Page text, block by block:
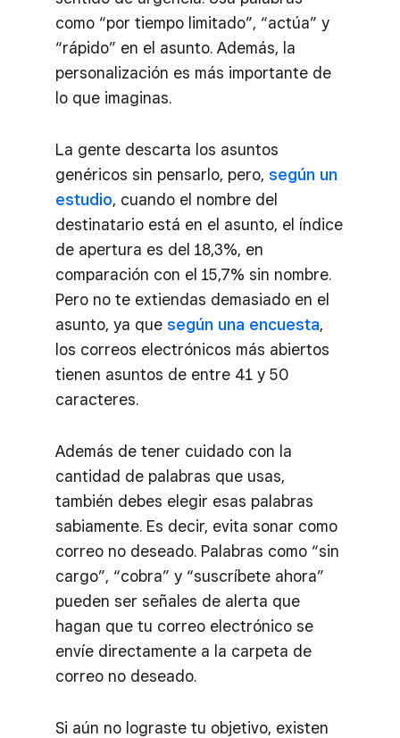
como “por tiempo limitado”, “actúa” y
“rápido” en el asunto. Además, la
personalización es más importante de
lo que imaginas.
La gente descarta los asuntos
genéricos sin pensarlo, pero, según un
estudio, cuando el nombre del
destinatario está en el asunto, el índice
de apertura es del 18,3%, en
comparación con el 15,7% sin nombre.
Pero no te extiendas demasiado en el
asunto, ya que según una encuesta,
los correos electrónicos más abiertos
tienen asuntos de entre 41 y 50
caracteres.
Además de tener cuidado con la
cantidad de palabras que usas,
también debes elegir esas palabras
sabiamente. Es decir, evita sonar como
correo no deseado. Palabras como “sin
cargo”, “cobra” y “suscríbete ahora”
pueden ser señales de alerta que
hagan que tu correo electrónico se
envíe directamente a la carpeta de
correo no deseado.
Si aún no lograste tu objetivo, existen